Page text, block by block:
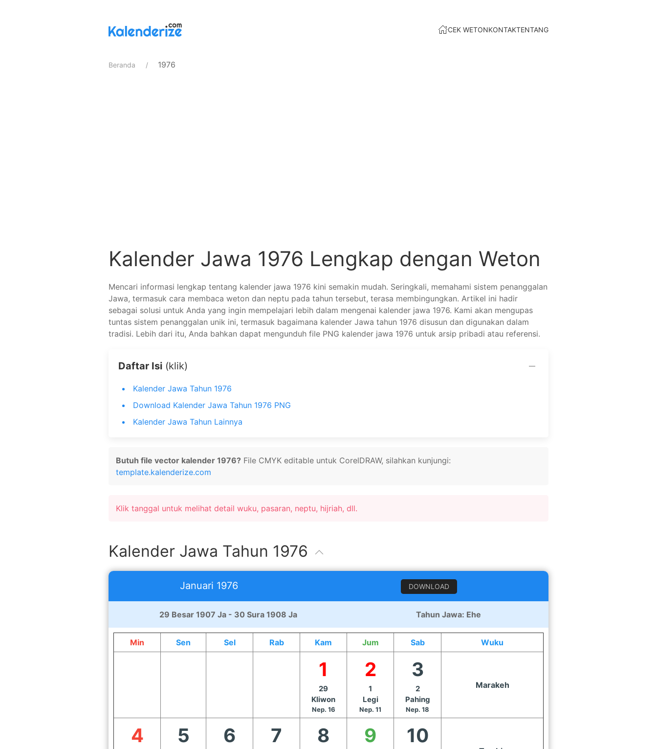
CEK WETONKONTAKTENTANG
Beranda 1976
Kalender Jawa 1976 Lengkap dengan Weton
Mencari informasi lengkap tentang kalender jawa 1976 kini semakin mudah. Seringkali, memahami sistem penanggalan
Jawa, termasuk cara membaca weton dan neptu pada tahun tersebut, terasa membingungkan. Artikel ini hadir
sebagai solusi untuk Anda yang ingin mempelajari lebih dalam mengenai kalender jawa 1976. Kami akan mengupas
tuntas sistem penanggalan unik ini, termasuk bagaimana kalender Jawa tahun 1976 disusun dan digunakan dalam
tradisi. Lebih dari itu, Anda bahkan dapat mengunduh file PNG kalender jawa 1976 untuk arsip pribadi atau referensi.
Daftar Isi (klik)
Kalender Jawa Tahun 1976
Download Kalender Jawa Tahun 1976 PNG
Kalender Jawa Tahun Lainnya
Butuh file vector kalender 1976? File CMYK editable untuk CorelDRAW, silahkan kunjungi:
template.kalenderize.com
Klik tanggal untuk melihat detail wuku, pasaran, neptu, hijriah, dll.
Kalender Jawa Tahun 1976
Januari 1976 DOWNLOAD
29 Besar 1907 Ja - 30 Sura 1908 Ja Tahun Jawa: Ehe
Min Sen Sel Rab Kam Jum Sab Wuku
1
29
Kliwon
Nep. 16
2
1
Legi
Nep. 11
3
2
Pahing
Nep. 18
Marakeh
4 5 6 7 8 9 10